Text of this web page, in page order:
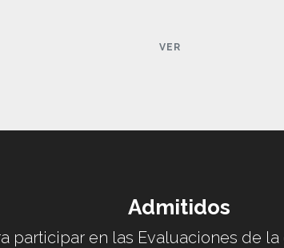
VER
Admitidos
participar en las Evaluaciones de la